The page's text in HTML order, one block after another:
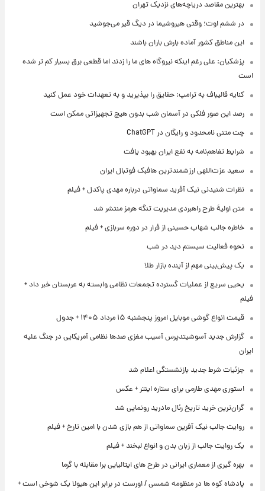
بهترین مقاصد دریاچه‌های نزدیک تهران
در ششم اوت؛ وقتی هیروشیما در دیگ قیر می‌جوشید
این مناطق کشور آماده بارش باران باشند
پزشکیان: علی رغم اینکه نیروگاه های ما را زدند اما قطعی برق بسیار کم تر شده
است
کنایه قالیباف به ترامپ: حقایق را بپذیرید و به تعهدات خود عمل کنید
رصد این صور فلکی در آسمان شب بدون هیچ تجهیزاتی ممکن است
چت متنی نامحدود و رایگان در ChatGPT
شرایط تفاهم‌نامه به نفع ایران بهبود یافت
سعید عزت‌اللهی ارزشمندترین هافبک فوتبال ایران
نظرات شنیدنی نیک آفرید سماواتی درباره مهدی پاکدل + فیلم
متن اولیۀ طرح راهبردی مدیریت تنگه هرمز منتشر شد
خاطره جالب شهاب حسینی از فرار در دوره سربازی + فیلم
نحوه فعالیت سیستم دید در شب
یک پیش‌بینی مهم از آینده بازار طلا
یحیی سریع از عملیات گسترده تجمعات نظامی وابسته به عربستان خبر داد +
فیلم
قیمت انواع گوشی موبایل امروز پنجشنبه ۱۵ مرداد ۱۴۰۵ + جدول
گزارش جدید آسوشیتدپرس آسیب مغزی صدها نظامی آمریکایی در جنگ علیه
ایران
جزئیات شرط جدید بازنشستگی اعلام شد
استوری مهدی طارمی برای ستاره اینتر + عکس
گران‌ترین خرید تاریخ رئال مادرید رونمایی شد
روایت جالب نیک آفرین سماواتی از هم بازی شدن با امین تارخ + فیلم
یک روایت جالب از زبان بدن و انواع لبخند + فیلم
بهره گیری از معماری ایرانی در طرح های ایتالیایی برا مقابله با گرما
پادشاه کوه ها در منظومه شمسی / اورست در برابر این هیولا یک شوخی است +